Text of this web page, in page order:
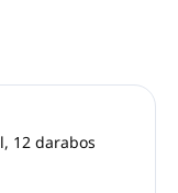
12 darabos